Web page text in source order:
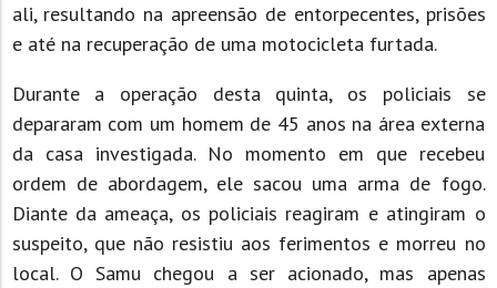
ali, resultando na apreensão de entorpecentes, prisões
e até na recuperação de uma motocicleta furtada.
Durante a operação desta quinta, os policiais se
depararam com um homem de 45 anos na área externa
da casa investigada. No momento em que recebeu
ordem de abordagem, ele sacou uma arma de fogo.
Diante da ameaça, os policiais reagiram e atingiram o
suspeito, que não resistiu aos ferimentos e morreu no
local. O Samu chegou a ser acionado, mas apenas